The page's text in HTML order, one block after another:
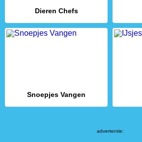
Dieren Chefs
Snoepjes Vangen
advertentie: